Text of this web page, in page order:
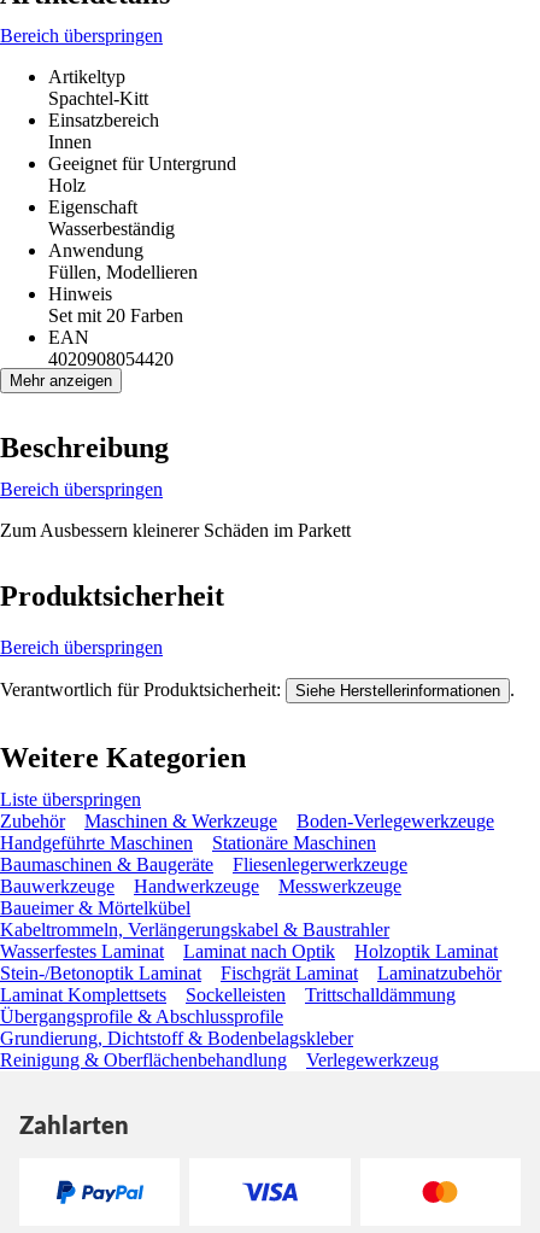
Bereich überspringen
Artikeltyp
Spachtel-Kitt
Einsatzbereich
Innen
Geeignet für Untergrund
Holz
Eigenschaft
Wasserbeständig
Anwendung
Füllen, Modellieren
Hinweis
Set mit 20 Farben
EAN
4020908054420
Mehr anzeigen
Beschreibung
Bereich überspringen
Zum Ausbessern kleinerer Schäden im Parkett
Produktsicherheit
Bereich überspringen
Verantwortlich für Produktsicherheit: Siehe Herstellerinformationen .
Weitere Kategorien
Liste überspringen
Zubehör
Maschinen & Werkzeuge
Boden-Verlegewerkzeuge
Handgeführte Maschinen
Stationäre Maschinen
Baumaschinen & Baugeräte
Fliesenlegerwerkzeuge
Bauwerkzeuge
Handwerkzeuge
Messwerkzeuge
Baueimer & Mörtelkübel
Kabeltrommeln, Verlängerungskabel & Baustrahler
Wasserfestes Laminat
Laminat nach Optik
Holzoptik Laminat
Stein-/Betonoptik Laminat
Fischgrät Laminat
Laminatzubehör
Laminat Komplettsets
Sockelleisten
Trittschalldämmung
Übergangsprofile & Abschlussprofile
Grundierung, Dichtstoff & Bodenbelagskleber
Reinigung & Oberflächenbehandlung
Verlegewerkzeug
Zahlarten